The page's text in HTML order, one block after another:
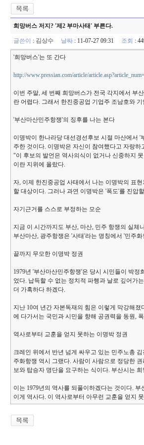
희망버스 저지? '제2 부마사태' 부른다.
글쓴이 : 김상수 날짜: 11-07-27 09:31 조회 :
'희망버스'는 또 간다
http://www.pressian.com/article/
이번 주말, 세 번째 희망버스가 전국 각지에서 부
란 어렵다. 그래서 한진중공업 기업주 조남호와
'부산마산민주항쟁'의 징후를 나는 본다
이명박이 한나라당 대선경선후보 시절 마산에서
주한 것이다. 이명박은 자신이 참여했다고 자랑
"이 후보의 발언은 역사의식이 없거나 신중하지
이란 지위에 올랐다.
자, 이제 한진중공업 사태에서 나는 이명박의 표
할 대상이다. 그러나 과연 이명박은 '폭도'를 진압
자기근거를 스스로 부정하는 모순
지금 이 시간까지도 부산, 마산, 민주 항쟁의 실체
부산마산, 광주항쟁은 '사태'라는 명칭에서 '민주
끝까지 무모한 이명박 정권
1979년 '부산마산민주항쟁'은 당시 시민들이 박
었다. 납득할 수 없는 정치적 파행과 날로 깊어가
더 가혹하다 하겠다.
지난 10여 년간 자본독재의 힘은 이렇게 막강해
에 다가서는 국민과 시민을 향해 공권력을 동원,
역사로부터 교훈을 얻지 못하는 이명박 정권
크레인 위에서 반년 넘게 싸우고 있는 민주노총
주화항쟁 역시 그랬다. 사람이 사람으로 정당한
보와 탑승자 명단을 요구하는 식이다. 부산시는
이는 1979년의 역사를 되풀이하겠다는 것이다.
이게 역사다. 이 역사로부터 아무런 교훈을 얻지